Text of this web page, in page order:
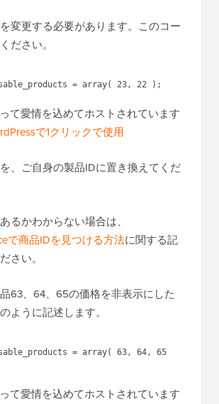
変更する必要があります。このコー
ださい。
て愛情を込めてホストされています
で1クリックで使用
、ご自身の製品IDに置き換えてくだ
るかわからない場合は、
で商品IDを見つける方法に関する記
さい。
63、64、65の価格を非表示にした
ように記述します。
= array( 63, 64, 65
て愛情を込めてホストされています